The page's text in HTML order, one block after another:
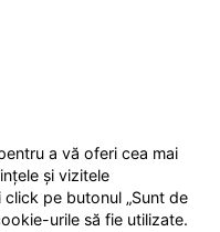
a vă oferi cea mai
și vizitele
pe butonul „Sunt de
urile să fie utilizate.